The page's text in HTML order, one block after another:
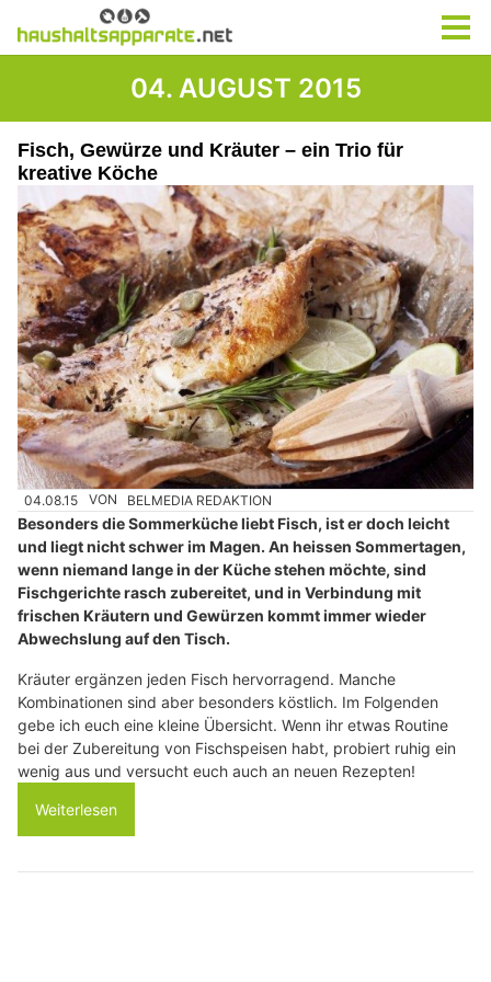
04. AUGUST 2015
Fisch, Gewürze und Kräuter – ein Trio für
kreative Köche
04.08.15 VON BELMEDIA REDAKTION
Besonders die Sommerküche liebt Fisch, ist er doch leicht
und liegt nicht schwer im Magen. An heissen Sommertagen,
wenn niemand lange in der Küche stehen möchte, sind
Fischgerichte rasch zubereitet, und in Verbindung mit
frischen Kräutern und Gewürzen kommt immer wieder
Abwechslung auf den Tisch.
Kräuter ergänzen jeden Fisch hervorragend. Manche
Kombinationen sind aber besonders köstlich. Im Folgenden
gebe ich euch eine kleine Übersicht. Wenn ihr etwas Routine
bei der Zubereitung von Fischspeisen habt, probiert ruhig ein
wenig aus und versucht euch auch an neuen Rezepten!
Weiterlesen